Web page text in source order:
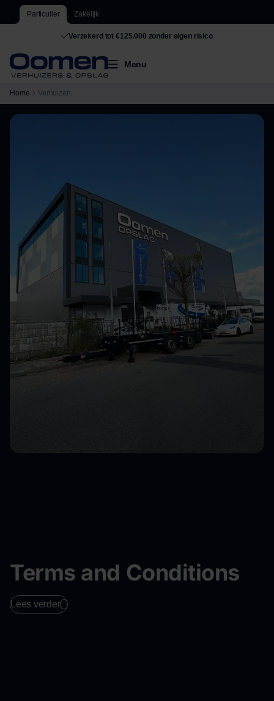
Particulier Zakelijk
Verzekerd tot €125.000 zonder eigen risico
Menu
Home Verhuizen
Terms and Conditions
Lees verder